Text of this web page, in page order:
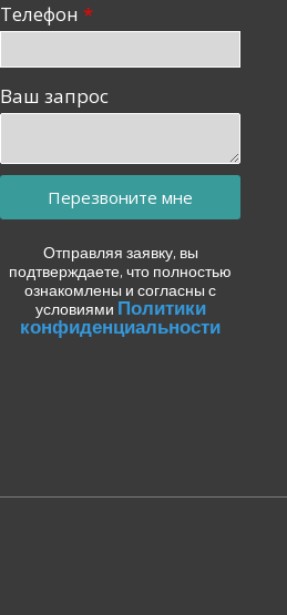
Телефон
Ваш запрос
Перезвоните мне
Отправляя заявку, вы
подтверждаете, что полностью
ознакомлены и согласны с
условиями Политики
конфиденциальности